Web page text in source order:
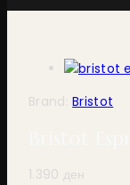
Brand:Bristot
1.390 ден